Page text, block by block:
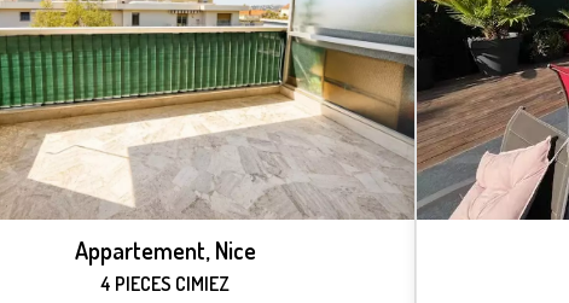
Appartement, Nice
4 PIECES CIMIEZ